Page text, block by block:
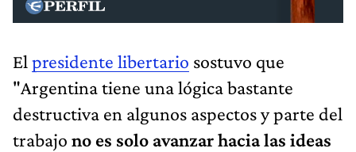
El presidente libertario sostuvo que
"Argentina tiene una lógica bastante
destructiva en algunos aspectos y parte del
trabajo no es solo avanzar hacia las ideas